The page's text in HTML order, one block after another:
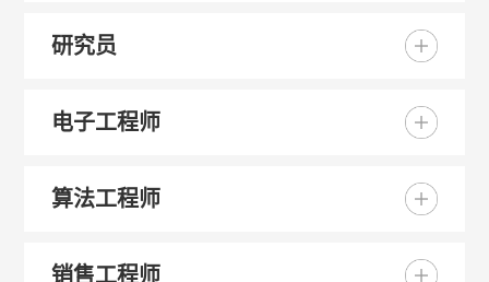
研究员
电子工程师
算法工程师
销售工程师